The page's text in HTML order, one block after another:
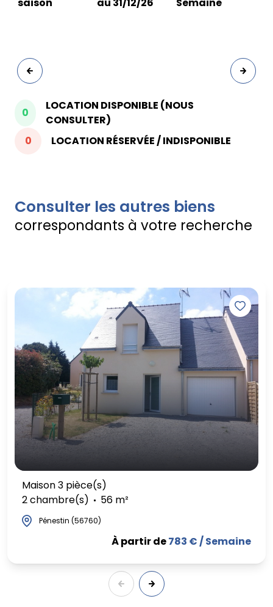
saison au 31/12/26 Semaine
0
LOCATION DISPONIBLE (NOUS
CONSULTER)
0
LOCATION RÉSERVÉE / INDISPONIBLE
Consulter les autres biens
correspondants à votre recherche
Maison 3 pièce(s)
2 chambre(s)
56 m²
Pénestin (56760)
À partir de783 € / Semaine